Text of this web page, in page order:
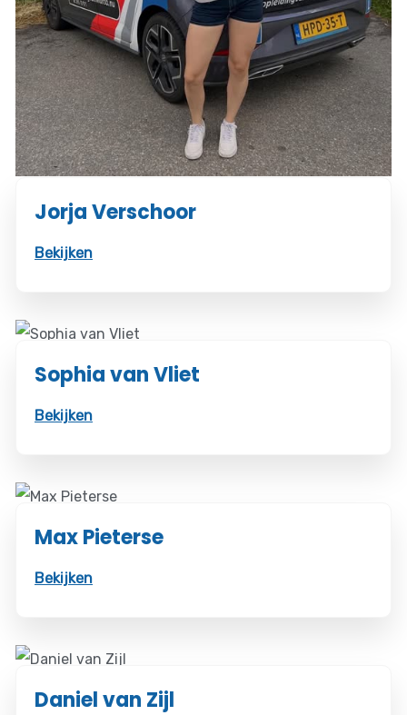
Jorja Verschoor
Bekijken
Sophia van Vliet
Bekijken
Max Pieterse
Bekijken
Daniel van Zijl